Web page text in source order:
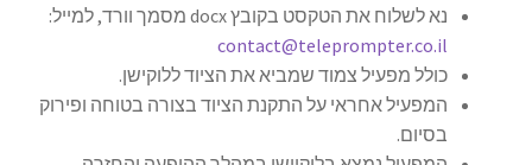
נא לשלוח את הטקסט בקובץ docx מסמך וורד, למייל:
contact@teleprompter.co.il
כולל מפעיל צמוד שמביא את הציוד ללוקישן.
המפעיל אחראי על התקנת הציוד בצורה בטוחה ופירוק
בסיום.